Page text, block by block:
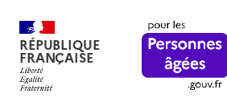
RÉPUBLIQUE
FRANÇAISE